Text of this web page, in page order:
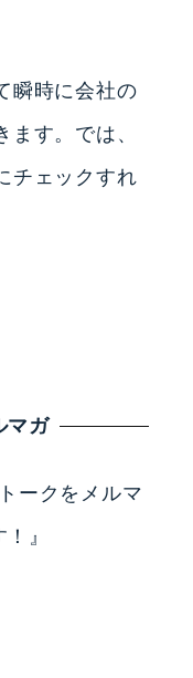
瞬時に会社の
す。では、
チェックすれ
マガ
ークをメルマ
』